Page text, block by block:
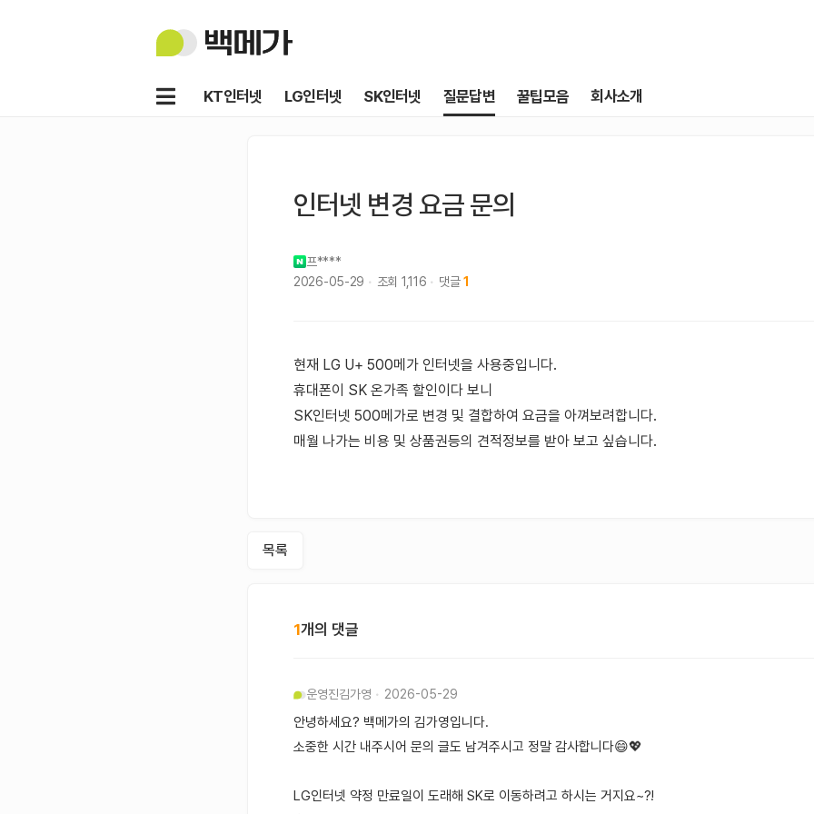
백
KT인터넷
LG인터넷 SK인터넷 질문답변 꿀팁모음 회사소개
메
인터넷 변경 요금 문의
프****
2026-05-29
조회 1,116 댓글 1
현재 LG U+ 500메가 인터넷을 사용중입니다.
휴대폰이 SK 온가족 할인이다 보니
SK인터넷 500메가로 변경 및 결합하여 요금을 아껴보려합니다.
매월 나가는 비용 및 상품권등의 견적정보를 받아 보고 싶습니다.
목록
1개의 댓글
운영진김가영 2026-05-29
안녕하세요? 백메가의 김가영입니다.
소중한 시간 내주시어 문의 글도 남겨주시고 정말 감사합니다😄💖
LG인터넷 약정 만료일이 도래해 SK로 이동하려고 하시는 거지요~?!